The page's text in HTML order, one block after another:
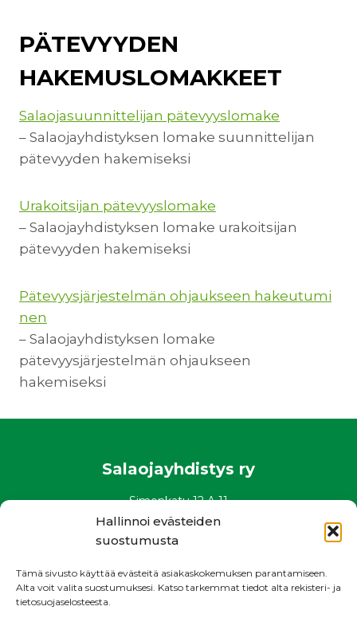
Hallinnoi evästeiden
suostumusta
Tämä sivusto käyttää evästeitä asiakaskokemuksen parantamiseen.
Alta voit valita suostumuksesi. Katso tarkemmat tiedot alta rekisteri- ja
tietosuojaselosteesta.
PÄTEVYYDEN
HAKEMUSLOMAKKEET
Salaojasuunnittelijan pätevyyslomake
– Salaojayhdistyksen lomake suunnittelijan
pätevyyden hakemiseksi
Urakoitsijan pätevyyslomake
– Salaojayhdistyksen lomake urakoitsijan
pätevyyden hakemiseksi
Pätevyysjärjestelmän ohjaukseen hakeutumi
nen
– Salaojayhdistyksen lomake
pätevyysjärjestelmän ohjaukseen
hakemiseksi
Salaojayhdistys ry
Simonkatu 12 A 11
00100 Helsinki
puh. 0400 882 136
salaojayhdistys@salaojayhdistys.fi